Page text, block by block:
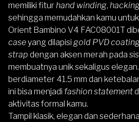
memiliki fitur hand winding,
sehingga memudahkan kamu
Orient Bambino V4 FAC08001T
caseyang dilapisi gold PVD
strap dengan aksen merah pada
membuatnya unik sekaligus
berdiameter 41.5 mm dan
ini bisa menjadi fashion statement
aktivitas formal kamu.
Tampil klasik, elegan dan